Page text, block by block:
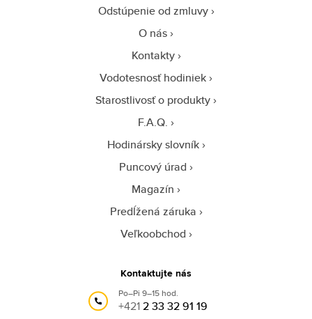
Odstúpenie od zmluvy
O nás
Kontakty
Vodotesnosť hodiniek
Starostlivosť o produkty
F.A.Q.
Hodinársky slovník
Puncový úrad
Magazín
Predĺžená záruka
Veľkoobchod
Kontaktujte nás
Po–Pi 9–15 hod.
+4212 33 32 91 19